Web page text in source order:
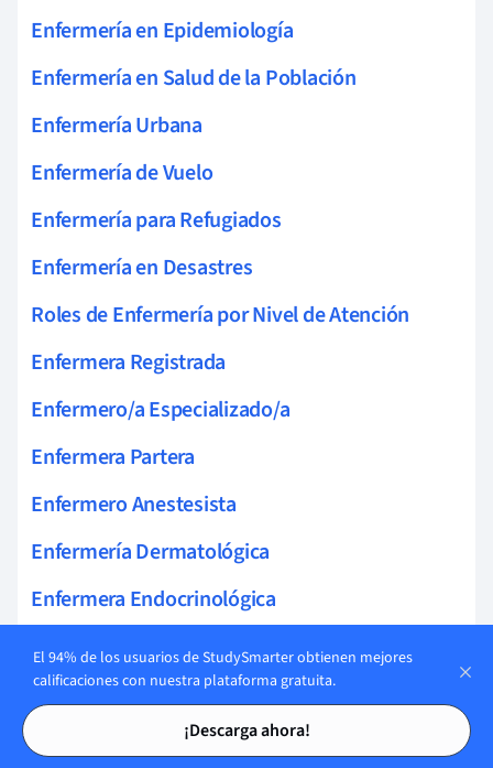
Tarjetas de estudio
Tarjetas de estudio
Enfermería en Epidemiología
Enfermería en Salud de la Población
Enfermería Urbana
Enfermería de Vuelo
Enfermería para Refugiados
Enfermería en Desastres
Roles de Enfermería por Nivel de Atención
Enfermera Registrada
Enfermero/a Especializado/a
Enfermera Partera
Enfermero Anestesista
Enfermería Dermatológica
Enfermera Endocrinológica
Enfermería Oftalmológica
Enfermería Urológica
Enfermería Forense
El 94% de los usuarios de StudySmarter obtienen mejores
calificaciones con nuestra plataforma gratuita.
¡Descarga ahora!